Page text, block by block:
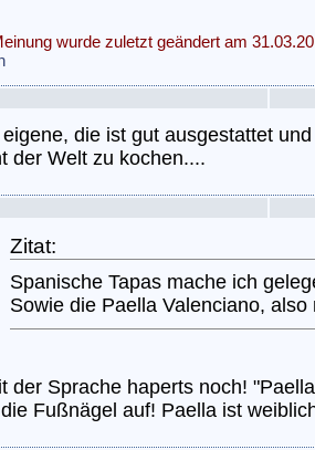
wurde zuletzt geändert am
die ist gut ausgestattet
der Welt zu kochen....
Zitat:
Spanische Tapas mache ich
Sowie die Paella Valenciano,
der Sprache haperts noch!
Fußnägel auf! Paella ist